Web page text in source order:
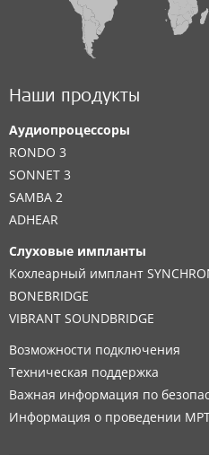
Наши продукты
Аудиопроцессоры
RONDO 3
SONNET 3
SAMBA 2
ADHEAR
Слуховые импланты
Кохлеарный имплант
BONEBRIDGE
VIBRANT SOUNDBRIDGE
Возможности подключения
Техническая поддержка
Важная информация по
Информация о проведении